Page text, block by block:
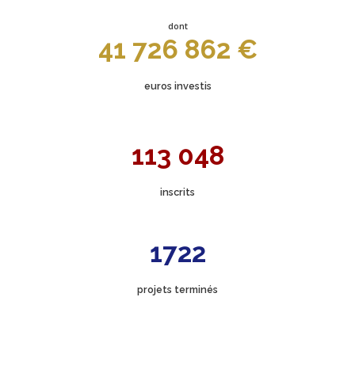
dont
41 726 862 €
euros investis
113 048
inscrits
1722
projets terminés